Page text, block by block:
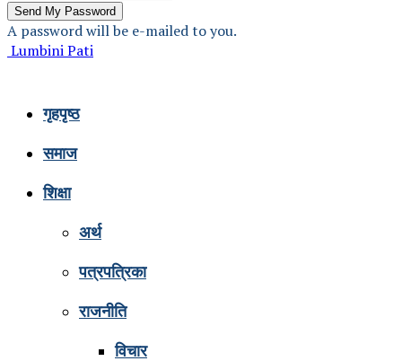
A password will be e-mailed to you.
Lumbini Pati
गृहपृष्ठ
समाज
शिक्षा
अर्थ
पत्रपत्रिका
राजनीति
विचार